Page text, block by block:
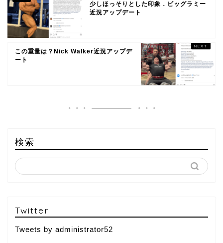
少しほっそりとした印象．ビッグラミー
近況アップデート
この重量は？Nick Walker近況アップデ
ート
検索
Twitter
Tweets by administrator52